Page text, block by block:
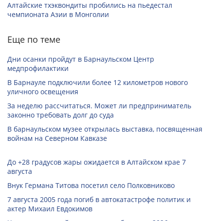
Алтайские тхэквондиты пробились на пьедестал
чемпионата Азии в Монголии
Еще по теме
Дни осанки пройдут в Барнаульском Центр
медпрофилактики
В Барнауле подключили более 12 километров нового
уличного освещения
За неделю рассчитаться. Может ли предприниматель
законно требовать долг до суда
В барнаульском музее открылась выставка, посвященная
войнам на Северном Кавказе
До +28 градусов жары ожидается в Алтайском крае 7
августа
Внук Германа Титова посетил село Полковниково
7 августа 2005 года погиб в автокатастрофе политик и
актер Михаил Евдокимов